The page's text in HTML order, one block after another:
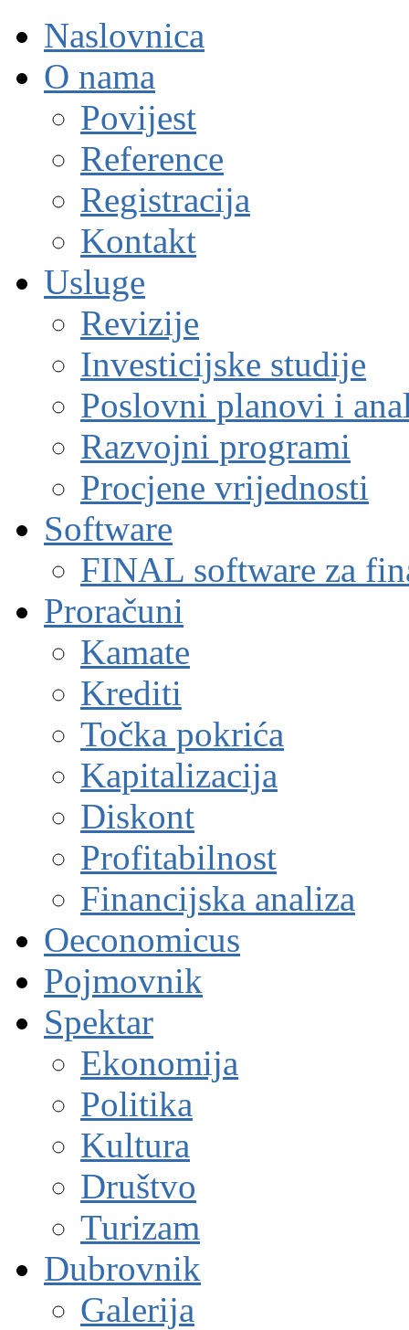
Naslovnica
O nama
Povijest
Reference
Registracija
Kontakt
Usluge
Revizije
Investicijske studije
Poslovni planovi i
Razvojni programi
Procjene vrijednosti
Software
FINAL software za
Proračuni
Kamate
Krediti
Točka pokrića
Kapitalizacija
Diskont
Profitabilnost
Financijska analiza
Oeconomicus
Pojmovnik
Spektar
Ekonomija
Politika
Kultura
Društvo
Turizam
Dubrovnik
Galerija